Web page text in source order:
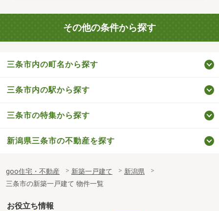
その他の条件から探す
三条市内の町名から探す
三条市内の駅から探す
三条市の特集から探す
新潟県三条市の不動産を探す
goo住宅・不動産 新築一戸建て
新潟県
三条市の新築一戸建て 物件一覧
お役立ち情報